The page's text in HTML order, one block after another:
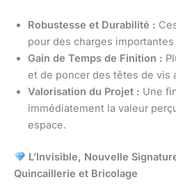
Robustesse et Durabilité :
pour des charges
Gain de Temps de Finition :
et de poncer des têtes de vis
Valorisation du Projet : Une
immédiatement la valeur
espace.
L’Invisible, Nouvelle
Quincaillerie et Bricolage